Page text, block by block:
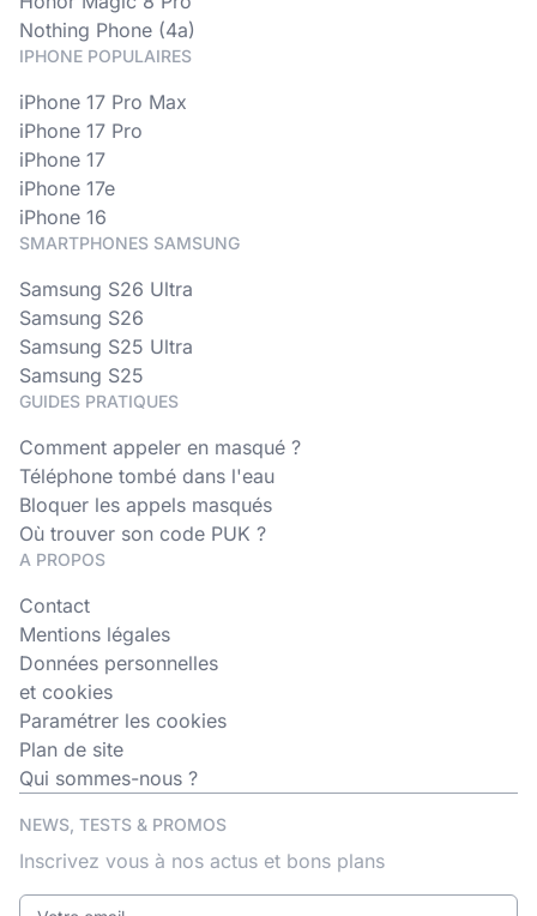
Nothing Phone (4a)
IPHONE POPULAIRES
iPhone 17 Pro Max
iPhone 17 Pro
iPhone 17
iPhone 17e
iPhone 16
SMARTPHONES SAMSUNG
Samsung S26 Ultra
Samsung S26
Samsung S25 Ultra
Samsung S25
GUIDES PRATIQUES
Comment appeler en masqué ?
Téléphone tombé dans l'eau
Bloquer les appels masqués
Où trouver son code PUK ?
A PROPOS
Contact
Mentions légales
Données personnelles
et cookies
Paramétrer les cookies
Plan de site
Qui sommes-nous ?
NEWS, TESTS & PROMOS
Inscrivez vous à nos actus et bons plans